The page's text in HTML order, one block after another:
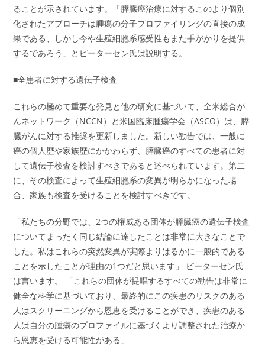
ることが示されています。「膵臓癌治療に対するこのより個別
化されたアプローチは腫瘍の分子プロファイリングの直接の成
果である、しかし今や生殖細胞系感受性もまた手がかりを提供
するであろう」とピーターセン氏は説明する。
■全患者に対する遺伝子検査
これらの極めて重要な発見と他の研究に基づいて、全米総合が
んネットワーク（NCCN）と米国臨床腫瘍学会（ASCO）は、膵
臓がんに対する推奨を更新しました。新しい勧告では、一般に
癌の個人歴や家族歴にかかわらず、膵臓癌のすべての患者に対
して遺伝子検査を検討すべきであると述べられています。第二
に、その検査によって生殖細胞系の変異が明らかになった場
合、家族も検査を受けることを検討すべきです。
「私たちの分野では、2つの権威ある団体が膵臓癌の遺伝子検査
についてまったく同じ結論に達したことは非常に大きなことで
した。私はこれらの突然変異が実際よりはるかに一般的である
ことを示したことが理由の1つだと思います」 ピーターセン氏
は言います。 「これらの団体が提唱するすべての勧告は非常に
健全な科学に基づいており、最終的にこの疾患のリスクのある
人はスクリーニングから恩恵を受けることができ、疾患のある
人は自分の腫瘍のプロファイルに基づくより調整された治療か
ら恩恵を受ける可能性がある」